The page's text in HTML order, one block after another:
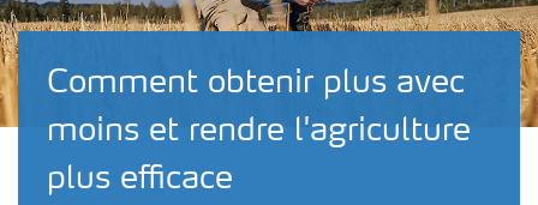
Comment obtenir plus avec
moins et rendre l'agriculture
plus efficace